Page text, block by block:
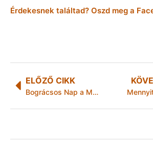
Érdekesnek találtad? Oszd meg a
ELŐZŐ CIKK
Bográcsos Nap a Mexikóvölgyben